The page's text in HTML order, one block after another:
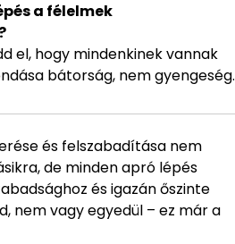
a félelmek
el, hogy mindenkinek vannak
bátorság, nem gyengeség.
és felszabadítása nem
de minden apró lépés
és igazán őszinte
nem vagy egyedül – ez már a